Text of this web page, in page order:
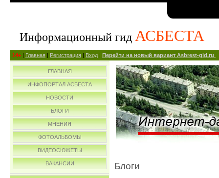
Информационный гид АСБЕСТА
14+ | Главная | Регистрация | Вход | Перейти на новый вариант Asbrest-gid.ru
ГЛАВНАЯ
ИНФОПОРТАЛ АСБЕСТА
НОВОСТИ
БЛОГИ
МНЕНИЯ
ФОТОАЛЬБОМЫ
ВИДЕОСЮЖЕТЫ
ВАКАНСИИ Блоги